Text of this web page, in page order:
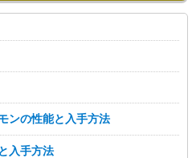
ンの性能と入手方法
入手方法